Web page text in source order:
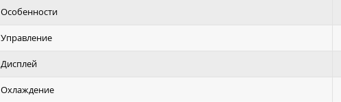
Особенности
Управление
Дисплей
Охлаждение